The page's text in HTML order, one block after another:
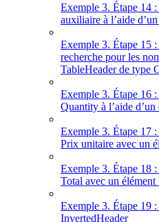
Exemple 3. Étape 14
auxiliaire à l’aide
Exemple 3. Étape 15
recherche pour les
TableHeader de type
Exemple 3. Étape 16
Quantity à l’aide
Exemple 3. Étape 17
Prix unitaire avec un
Exemple 3. Étape 18
Total avec un
Exemple 3. Étape 19
InvertedHeader